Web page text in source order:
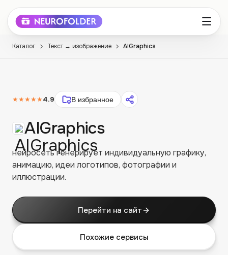
Каталог Текст → изображение AIGraphics
★★★★★4.9 В избранное
AIGraphics
нейросеть генерирует индивидуальную графику,
анимацию, идеи логотипов, фотографии и
иллюстрации.
Перейти на сайт
Похожие сервисы